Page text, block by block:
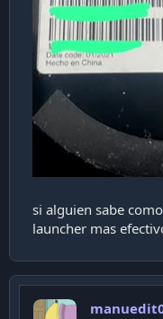
si alguien sabe
launcher mas